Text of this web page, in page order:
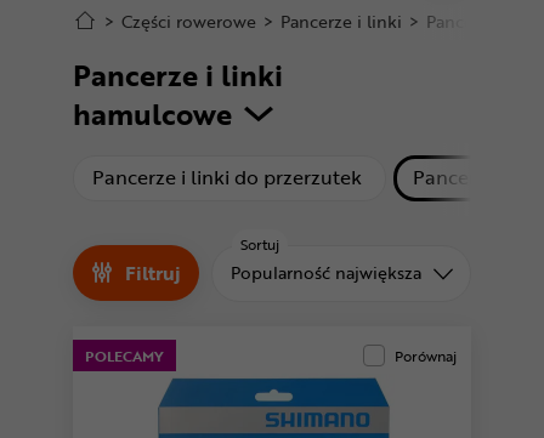
Stopka
Mapa strony
Odzież
Kaski
Buty
Warsztat
Odżywki
Nowości
Superoferta
> Części rowerowe > Pancerze i linki > Pancerze i
Pancerze i linki
hamulcowe
Pancerze i linki do przerzutek produktyPancerze i
Filtruj
Sortuj
Sortuj od
Popularność największa
POLECAMY Porównaj